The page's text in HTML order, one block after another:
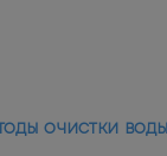
ОЧИСТКИ ВОДЫ